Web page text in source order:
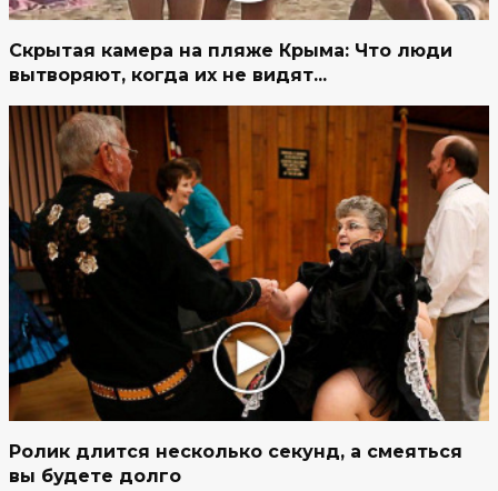
Скрытая камера на пляже Крыма: Что люди
вытворяют, когда их не видят...
Ролик длится несколько секунд, а смеяться
вы будете долго